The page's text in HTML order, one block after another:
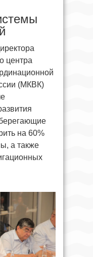
центра
(МКВК)
на 60%
а также